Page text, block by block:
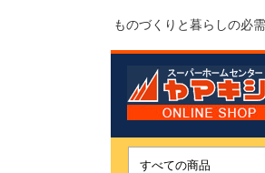
ものづくりと暮らしの必